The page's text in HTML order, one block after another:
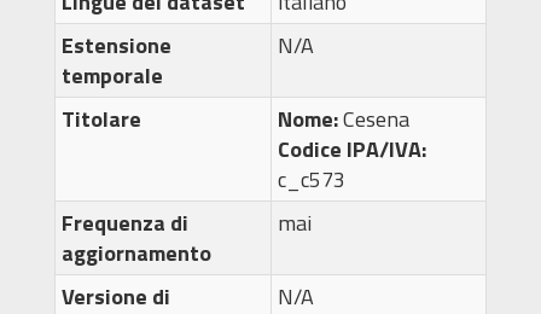
Estensione
temporale
N/A
Titolare Nome:Cesena
Codice IPA/IVA:
c_c573
Frequenza di
aggiornamento
mai
Versione di
N/A